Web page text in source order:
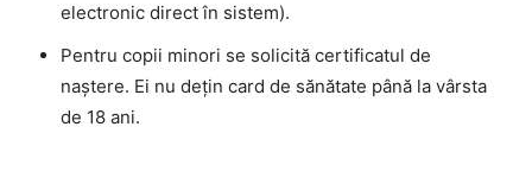
electronic direct în sistem).
Pentru copii minori se solicită certificatul de
naștere. Ei nu dețin card de sănătate până la vârsta
de 18 ani.